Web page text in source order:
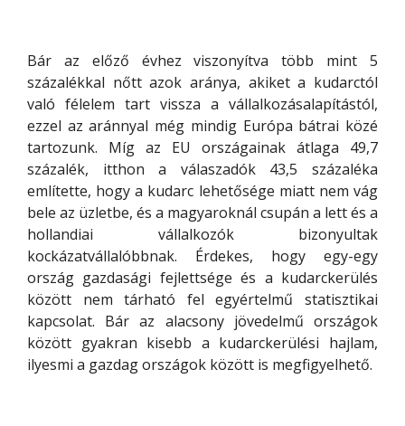
Bár az előző évhez viszonyítva több mint 5
százalékkal nőtt azok aránya, akiket a kudarctól
való félelem tart vissza a vállalkozásalapítástól,
ezzel az aránnyal még mindig Európa bátrai közé
tartozunk. Míg az EU országainak átlaga 49,7
százalék, itthon a válaszadók 43,5 százaléka
említette, hogy a kudarc lehetősége miatt nem vág
bele az üzletbe, és a magyaroknál csupán a lett és a
hollandiai vállalkozók bizonyultak
kockázatvállalóbbnak. Érdekes, hogy egy-egy
ország gazdasági fejlettsége és a kudarckerülés
között nem tárható fel egyértelmű statisztikai
kapcsolat. Bár az alacsony jövedelmű országok
között gyakran kisebb a kudarckerülési hajlam,
ilyesmi a gazdag országok között is megfigyelhető.